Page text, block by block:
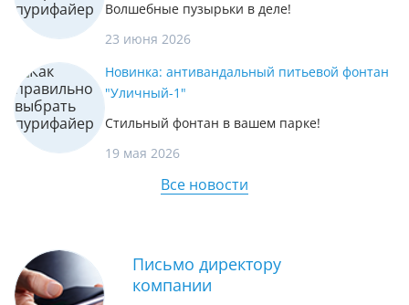
Волшебные пузырьки в деле!
23 июня 2026
Новинка: антивандальный питьевой фонтан
"Уличный-1"
Стильный фонтан в вашем парке!
19 мая 2026
Все новости
Письмо директору
компании